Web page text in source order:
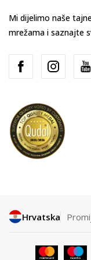
Mi dijelimo naše
mrežama i saznajte
Hrvatska